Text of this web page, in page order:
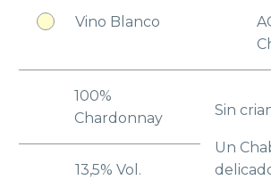
Vino Blanco
100%
Chardonnay
13,5% Vol.
Sin
Un